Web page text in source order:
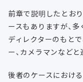
前章で説明したとお
ースもありますが、
ディレクターのもと
ー、カメラマンなど
後者のケースにおけ